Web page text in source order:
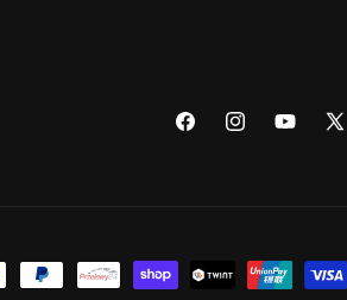
FacebookInstagramYouTube
X